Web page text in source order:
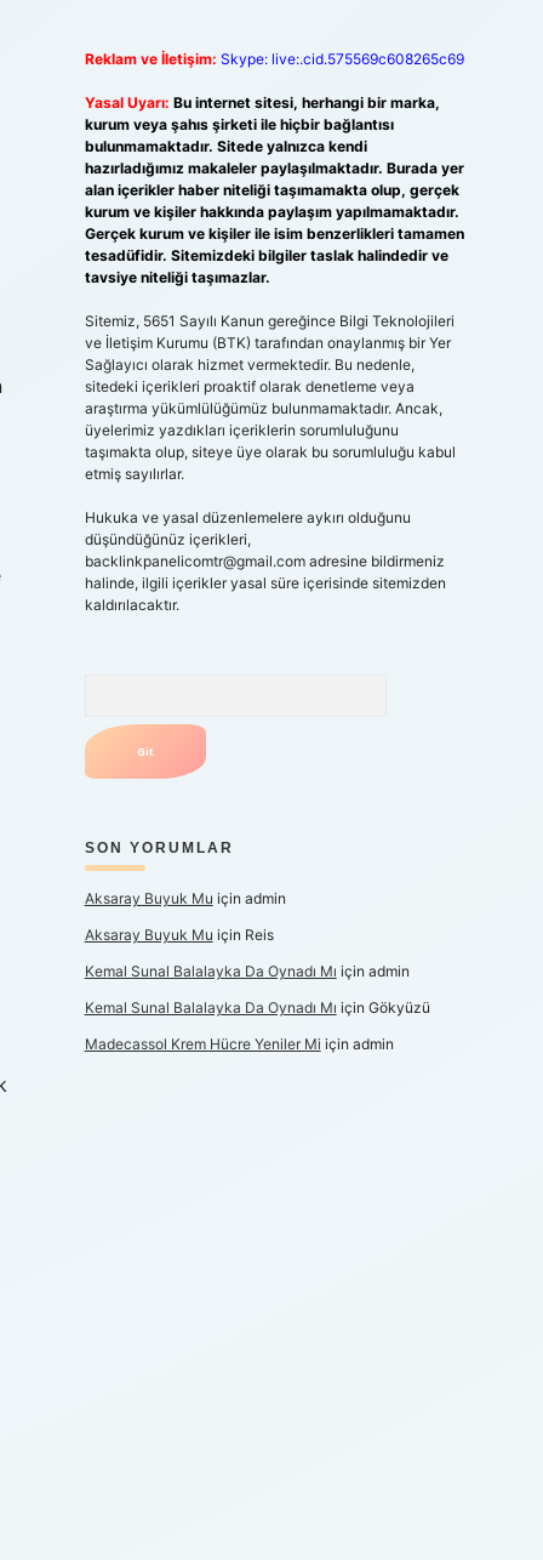
Reklam ve İletişim: Skype: live:.cid.575569c608265c69
Yasal Uyarı: Bu internet sitesi, herhangi bir marka,
kurum veya şahıs şirketi ile hiçbir bağlantısı
bulunmamaktadır. Sitede yalnızca kendi
hazırladığımız makaleler paylaşılmaktadır. Burada yer
alan içerikler haber niteliği taşımamakta olup, gerçek
kurum ve kişiler hakkında paylaşım yapılmamaktadır.
Gerçek kurum ve kişiler ile isim benzerlikleri tamamen
tesadüfidir. Sitemizdeki bilgiler taslak halindedir ve
tavsiye niteliği taşımazlar.
Sitemiz, 5651 Sayılı Kanun gereğince Bilgi Teknolojileri
ve İletişim Kurumu (BTK) tarafından onaylanmış bir Yer
Sağlayıcı olarak hizmet vermektedir. Bu nedenle,
sitedeki içerikleri proaktif olarak denetleme veya
araştırma yükümlülüğümüz bulunmamaktadır. Ancak,
üyelerimiz yazdıkları içeriklerin sorumluluğunu
taşımakta olup, siteye üye olarak bu sorumluluğu kabul
etmiş sayılırlar.
Hukuka ve yasal düzenlemelere aykırı olduğunu
düşündüğünüz içerikleri,
backlinkpanelicomtr@gmail.comadresine bildirmeniz
halinde, ilgili içerikler yasal süre içerisinde sitemizden
kaldırılacaktır.
SON YORUMLAR
Aksaray Buyuk Mu için admin
Aksaray Buyuk Mu için Reis
Kemal Sunal Balalayka Da Oynadı Mı için admin
Kemal Sunal Balalayka Da Oynadı Mı için Gökyüzü
Madecassol Krem Hücre Yeniler Mi için admin